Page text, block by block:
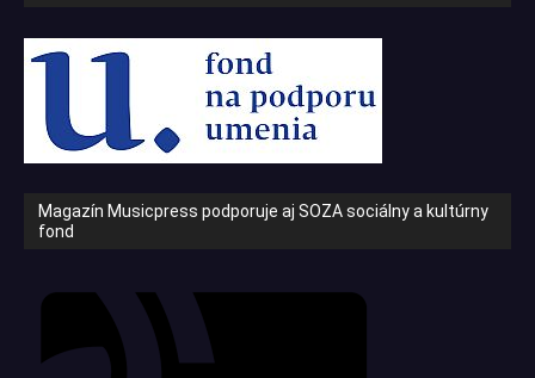
Magazín Musicpress podporuje aj SOZA sociálny a kultúrny
fond